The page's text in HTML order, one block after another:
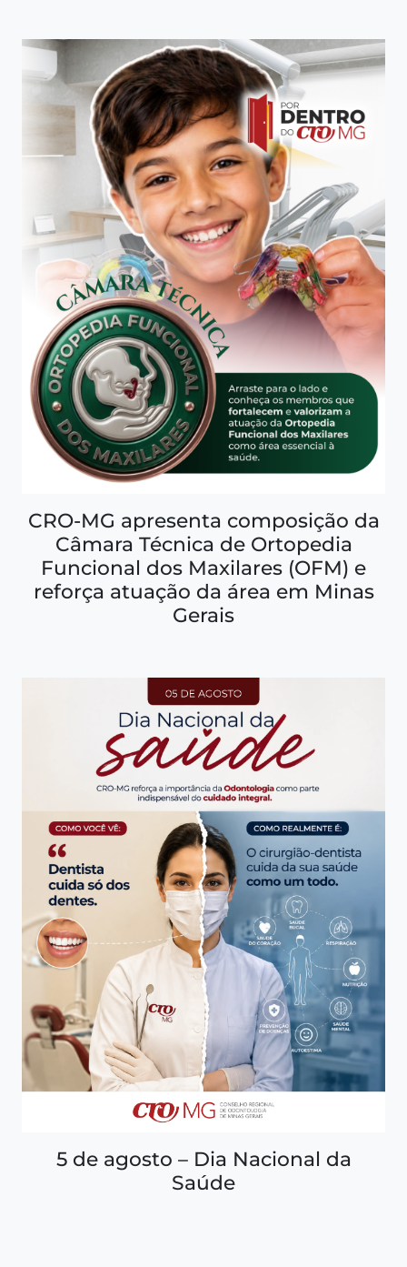
CRO-MG apresenta composição da
Câmara Técnica de Ortopedia
Funcional dos Maxilares (OFM) e
reforça atuação da área em Minas
Gerais
5 de agosto – Dia Nacional da
Saúde